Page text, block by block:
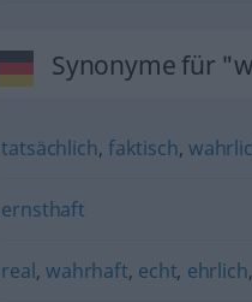
Synonyme für
tatsächlich, faktisch,
ernsthaft
real,wahrhaft, echt, ehrlich,